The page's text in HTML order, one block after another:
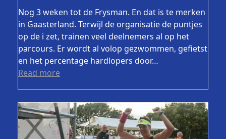
Nog 3 weken tot de Frysman. En dat is te merken
in Gaasterland. Terwijl de organisatie de puntjes
op de i zet, trainen veel deelnemers al op het
parcours. Er wordt al volop gezwommen, gefietst
en het percentage hardlopers door…
Read more